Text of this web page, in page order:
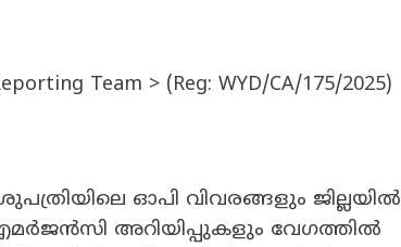
Team > (Reg: WYD/CA/175/2025)
ഓപി വിവരങ്ങളും ജില്ലയിൽ
അറിയിപ്പുകളും വേഗത്തിൽ